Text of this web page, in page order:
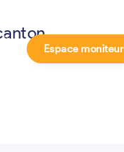
Espace moniteur